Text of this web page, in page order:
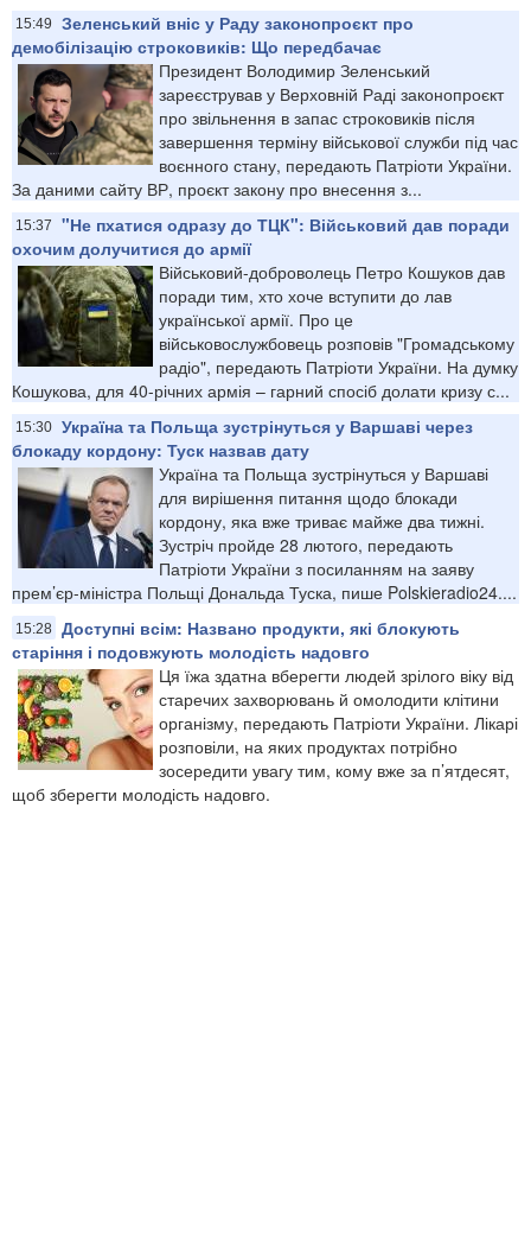
15:49
Зеленський вніс у Раду законопроєкт про
демобілізацію строковиків: Що передбачає
Президент Володимир Зеленський
зареєстрував у Верховній Раді законопроєкт
про звільнення в запас строковиків після
завершення терміну військової служби під час
воєнного стану, передають Патріоти України.
За даними сайту ВР, проєкт закону про внесення з...
15:37
"Не пхатися одразу до ТЦК": Військовий дав поради
охочим долучитися до армії
Військовий-доброволець Петро Кошуков дав
поради тим, хто хоче вступити до лав
української армії. Про це
військовослужбовець розповів "Громадському
радіо", передають Патріоти України. На думку
Кошукова, для 40-річних армія – гарний спосіб долати кризу с...
15:30 Україна та Польща зустрінуться у Варшаві через
блокаду кордону: Туск назвав дату
Україна та Польща зустрінуться у Варшаві
для вирішення питання щодо блокади
кордону, яка вже триває майже два тижні.
Зустріч пройде 28 лютого, передають
Патріоти України з посиланням на заяву
прем’єр-міністра Польщі Дональда Туска, пише Polskieradio24....
15:28 Доступні всім: Названо продукти, які блокують
старіння і подовжують молодість надовго
Ця їжа здатна вберегти людей зрілого віку від
старечих захворювань й омолодити клітини
організму, передають Патріоти України. Лікарі
розповіли, на яких продуктах потрібно
зосередити увагу тим, кому вже за п’ятдесят,
щоб зберегти молодість надовго.